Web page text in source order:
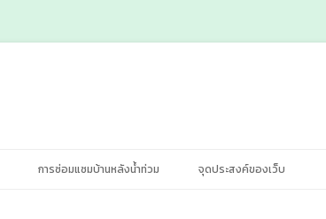
Skip
การซ่อมแซมบ้านหลังน้ำท่วม จุดประสงค์ของเว็บ